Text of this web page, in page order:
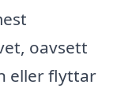
oavsett
eller flyttar